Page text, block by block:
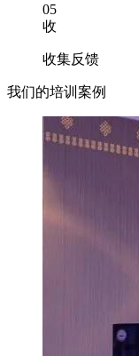
05
收
收集反馈
我们的培训案例